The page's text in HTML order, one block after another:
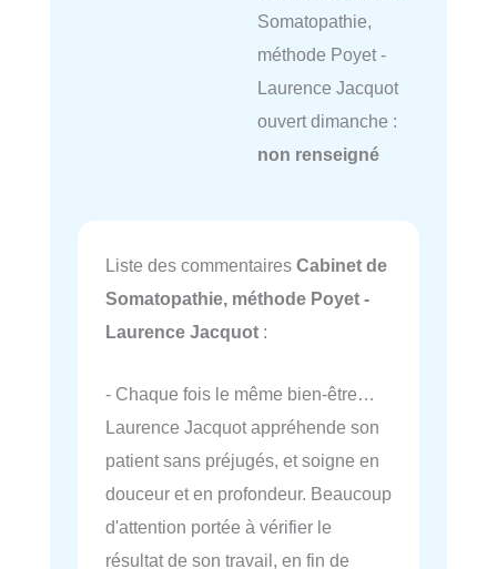
Somatopathie,
méthode Poyet -
Laurence Jacquot
ouvert dimanche :
non renseigné
Liste des commentaires Cabinet de
Somatopathie, méthode Poyet -
Laurence Jacquot :
- Chaque fois le même bien-être…
Laurence Jacquot appréhende son
patient sans préjugés, et soigne en
douceur et en profondeur. Beaucoup
d'attention portée à vérifier le
résultat de son travail, en fin de